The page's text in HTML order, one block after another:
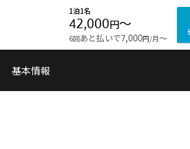
1泊1名
42,000円〜
6回あと払いで7,000円/月〜
基本情報